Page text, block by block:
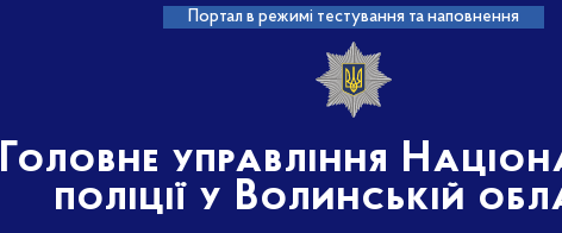
Портал в режимі тестування та наповнення
Головне управління
поліції у Волинській